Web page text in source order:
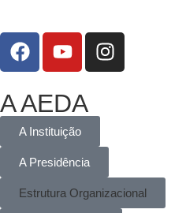
A AEDA
A Instituição
A Presidência
Estrutura Organizacional